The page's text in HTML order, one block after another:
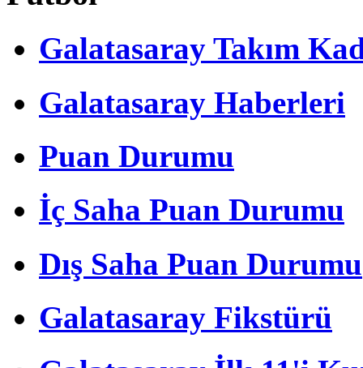
Galatasaray Takım
Galatasaray Haberleri
Puan Durumu
İç Saha Puan Durumu
Dış Saha Puan Durumu
Galatasaray Fikstürü